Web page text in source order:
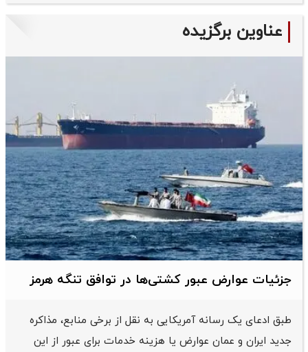
عناوین برگزیده
جزئیات عوارض عبور کشتی‌ها در توافق تنگه هرمز
طبق ادعای یک رسانه آمریکایی به نقل از برخی منابع، مذاکره
جدید ایران و عمان عوارض یا هزینه خدمات برای عبور از این